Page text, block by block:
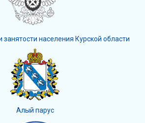
занятости населения Курской области
Алый парус